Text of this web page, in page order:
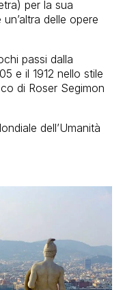
per la sua
delle opere
passi dalla
e il 1912 nello stile
di Roser Segimon
dell’Umanità